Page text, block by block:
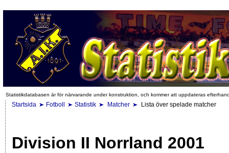
Statistikdatabasen är för närvarande under konstruktion, och kommer att uppdateras
Startsida Fotboll Statistik Matcher Lista över spelade matcher
Division II Norrland 2001